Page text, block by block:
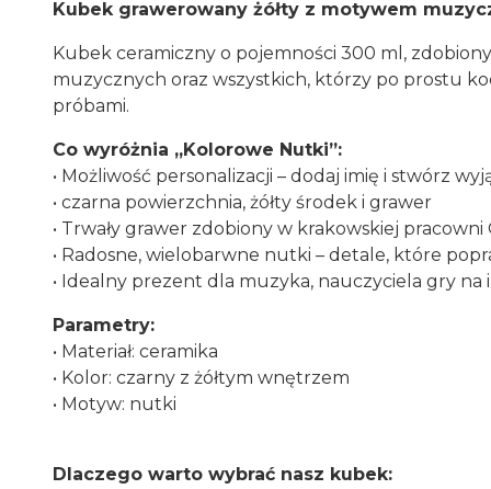
Kubek grawerowany żółty z motywem
Kubek ceramiczny o pojemności 300 ml,
muzycznych oraz wszystkich, którzy po prostu
próbami.
Co wyróżnia „Kolorowe Nutki”:
• Możliwość personalizacji – dodaj imię i stwórz
• czarna powierzchnia, żółty środek i grawer
• Trwały grawer zdobiony w krakowskiej
• Radosne, wielobarwne nutki – detale, które
• Idealny prezent dla muzyka, nauczyciela gry
Parametry:
• Materiał: ceramika
• Kolor: czarny z żółtym wnętrzem
• Motyw: nutki
Dlaczego warto wybrać nasz kubek: